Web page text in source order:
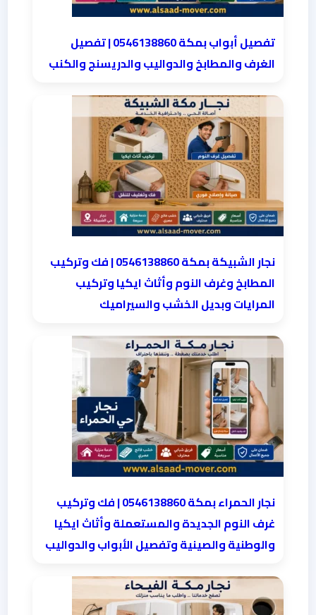
تفصيل أبواب بمكة 0546138860 | تفصيل
الغرف والمطابخ والدواليب والدريسنج والكنب
نجار الشبيكة بمكة 0546138860⁩ | فك وتركيب
المطابخ وغرف النوم وأثاث ايكيا وتركيب
المرايات وبديل الخشب والسيراميك
نجار الحمراء بمكة 0546138860⁩ | فك وتركيب
غرف النوم الجديدة والمستعملة وأثاث ايكيا
والوطنية والصينية وتفصيل الأبواب والدواليب